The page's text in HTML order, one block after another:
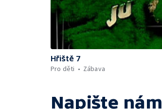
Hřiště 7
Pro děti
Zábava
Napište nám